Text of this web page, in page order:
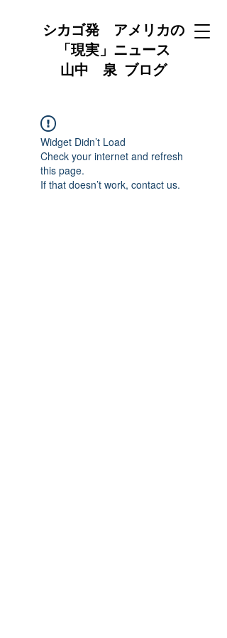
シカゴ発 アメリカの
「現実」ニュース
山中 泉 ブログ
Widget Didn’t Load
Check your internet and refresh
this page.
If that doesn’t work, contact us.